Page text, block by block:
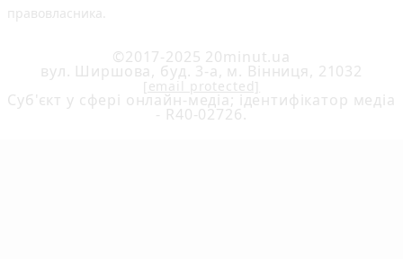
правовласника.
©2017-2025 20minut.ua
вул. Ширшова, буд. 3-а, м. Вінниця, 21032
[email protected]
Cуб'єкт у сфері онлайн-медіа; ідентифікатор медіа
- R40-02726.